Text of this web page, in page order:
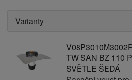
Varianty
TW SAN BZ 110
SVĚTLE ŠEDÁ